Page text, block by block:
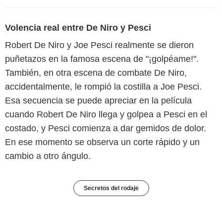
Volencia real entre De Niro y Pesci
Robert De Niro y Joe Pesci realmente se dieron
puñetazos en la famosa escena de "¡golpéame!".
También, en otra escena de combate De Niro,
accidentalmente, le rompió la costilla a Joe Pesci.
Esa secuencia se puede apreciar en la película
cuando Robert De Niro llega y golpea a Pesci en el
costado, y Pesci comienza a dar gemidos de dolor.
En ese momento se observa un corte rápido y un
cambio a otro ángulo.
Secretos del rodaje